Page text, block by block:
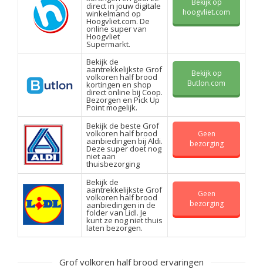
direct in jouw digitale
winkelmand op
Hoogvliet.com. De
online super van
Hoogvliet
Supermarkt.
Bekijk op
hoogvliet.com
Bekijk de
aantrekkelijkste Grof
volkoren half brood
kortingen en shop
direct online bij Coop.
Bezorgen en Pick Up
Point mogelijk.
Bekijk op
Butlon.com
Bekijk de beste Grof
volkoren half brood
aanbiedingen bij Aldi.
Deze super doet nog
niet aan
thuisbezorging
Geen
bezorging
Bekijk de
aantrekkelijkste Grof
volkoren half brood
aanbiedingen in de
folder van Lidl. Je
kunt ze nog niet thuis
laten bezorgen.
Geen
bezorging
Grof volkoren half brood ervaringen